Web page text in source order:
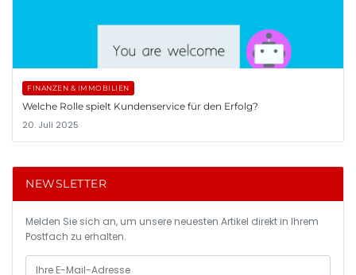
FINANZEN & IMMOBILIEN
Welche Rolle spielt Kundenservice für den Erfolg?
20. Juli 2025
NEWSLETTER
Melden Sie sich an, um unsere neuesten Artikel direkt in Ihrem
Postfach zu erhalten.